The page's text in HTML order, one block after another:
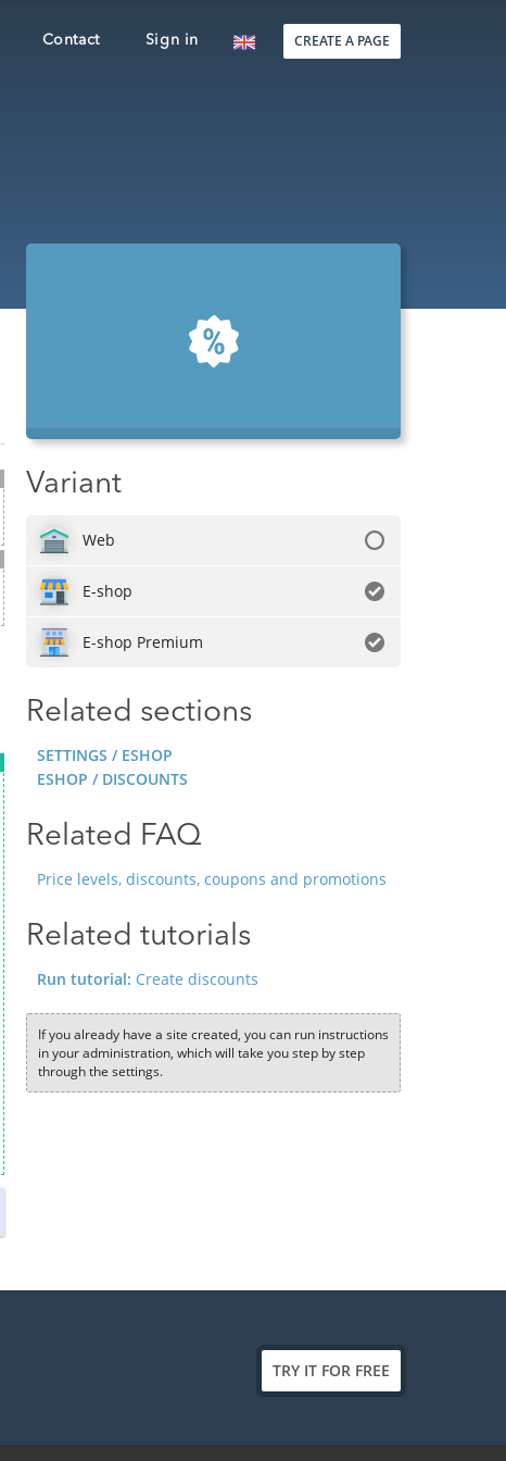
Contact Sign in CREATE A PAGE
Variant
Web
E-shop
E-shop Premium
Related sections
SETTINGS / ESHOP
ESHOP / DISCOUNTS
Related FAQ
Price levels, discounts, coupons and promotions
Related tutorials
Run tutorial: Create discounts
If you already have a site created, you can run instructions
in your administration, which will take you step by step
through the settings.
TRY IT FOR FREE